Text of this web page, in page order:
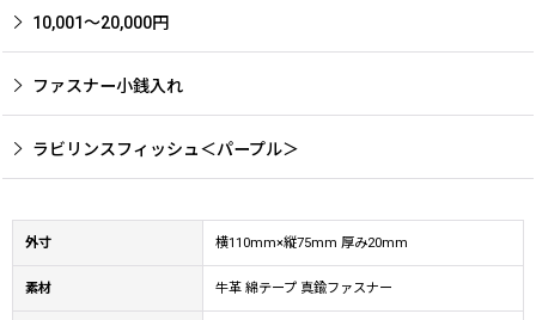
10,001〜20,000円
ファスナー小銭入れ
ラビリンスフィッシュ＜パープル＞
外寸 横110mm×縦75mm 厚み20mm
素材 牛革 綿テープ 真鍮ファスナー